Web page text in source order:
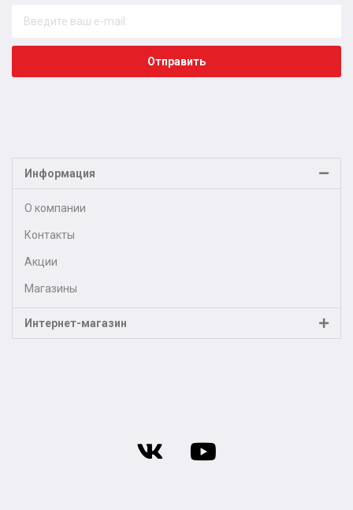
Отправить
Информация
О компании
Контакты
Акции
Магазины
Интернет-магазин